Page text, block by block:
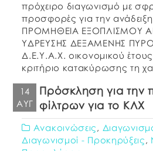
πρόχειρο διαγωνισμό με
προσφορές για την
ΠΡΟΜΗΘΕΙΑ ΕΞΟΠΛΙΣΜΟΥ
ΥΔΡΕΥΣΗΣ ΔΕΞΑΜΕΝΗΣ
Δ.Ε.Υ.Α.Χ. οικονομικού έτους
κριτήριο κατακύρωσης τη
δημοπρασίας, η
προσφορών και η
γίνουν σύμφωνα […]
14
ΑΥΓ
Πρόσκληση για την
φίλτρων για το ΚΛΧ
Ανακοινώσεις ,
Διαγωνισμοί - Προκηρύξεις ,